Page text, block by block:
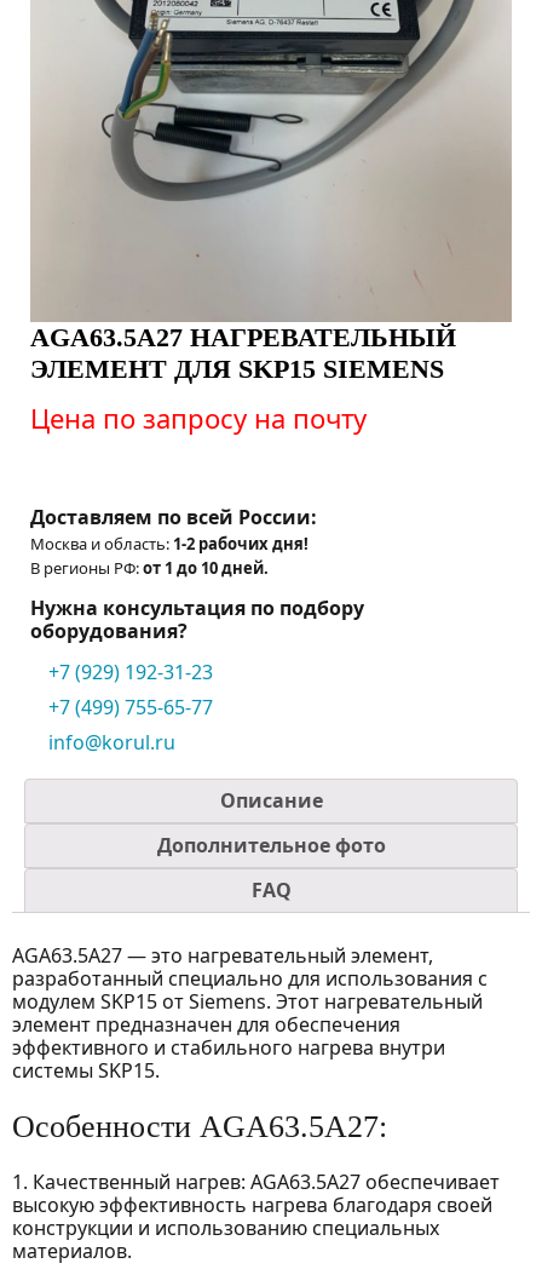
AGA63.5A27 НАГРЕВАТЕЛЬНЫЙ
ЭЛЕМЕНТ ДЛЯ SKP15 SIEMENS
Цена по запросу на почту
Доставляем по всей России:
Москва и область: 1-2 рабочих дня!
В регионы РФ:от 1 до 10 дней.
Нужна консультация по подбору
оборудования?
+7 (929) 192-31-23
+7 (499) 755-65-77
info@korul.ru
Описание
Дополнительное фото
FAQ
AGA63.5A27 — это нагревательный элемент,
разработанный специально для использования с
модулем SKP15 от Siemens. Этот нагревательный
элемент предназначен для обеспечения
эффективного и стабильного нагрева внутри
системы SKP15.
Особенности AGA63.5A27:
1. Качественный нагрев: AGA63.5A27 обеспечивает
высокую эффективность нагрева благодаря своей
конструкции и использованию специальных
материалов.